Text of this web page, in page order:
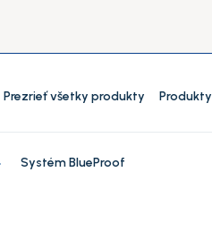
Prezrieť všetky produkty
Systém BlueProof